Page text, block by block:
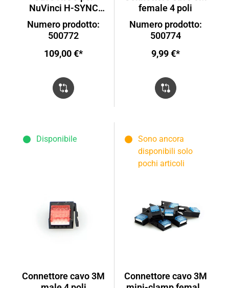
NuVinci H-SYNC
con Panasonic
Numero prodotto:
500772
109,00 €*
female 4 poli
Numero prodotto:
500774
9,99 €*
Disponibile
Connettore cavo 3M
Sono ancora
disponibili solo
pochi articoli
Connettore cavo 3M